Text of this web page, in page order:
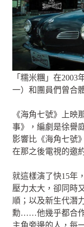
「糯米糰」在2003
一）和團員們曾合
《海角七號》上映
事》，編劇是徐譽
影響比《海角七號
在那之後電視的邀
就這樣演了快15年
壓力太大，卻同時
順；以及新生代潛
勳……他幾乎都合作